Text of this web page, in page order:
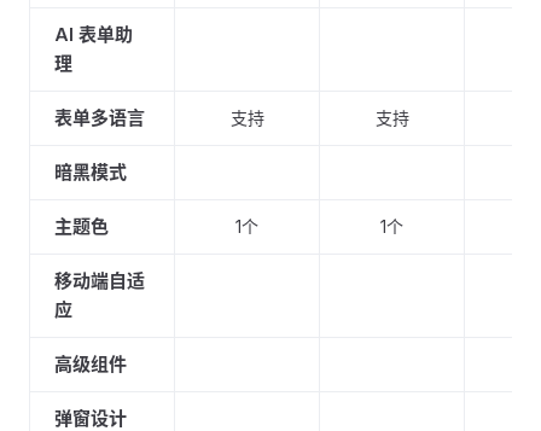
AI 表单助
理
表单多语言 支持 支持
暗黑模式
主题色 1个 1个
移动端自适
应
高级组件
弹窗设计